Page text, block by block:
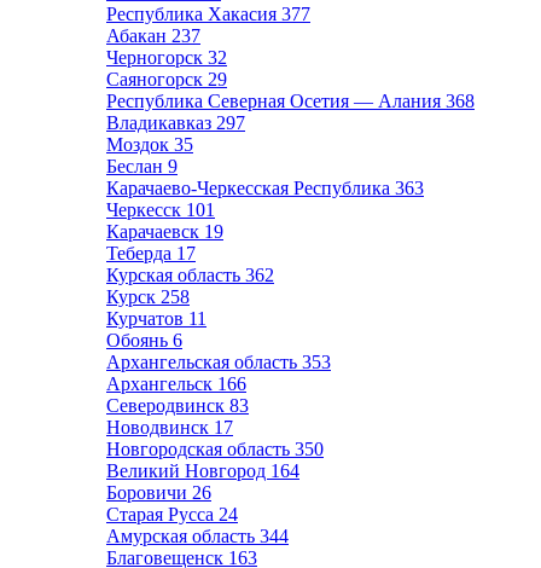
Республика Хакасия 377
Абакан 237
Черногорск 32
Саяногорск 29
Республика Северная Осетия — Алания 368
Владикавказ 297
Моздок 35
Беслан 9
Карачаево-Черкесская Республика 363
Черкесск 101
Карачаевск 19
Теберда 17
Курская область 362
Курск 258
Курчатов 11
Обоянь 6
Архангельская область 353
Архангельск 166
Северодвинск 83
Новодвинск 17
Новгородская область 350
Великий Новгород 164
Боровичи 26
Старая Русса 24
Амурская область 344
Благовещенск 163